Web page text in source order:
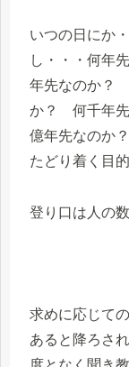
いつの日にか
し・・・何年
年先なのか？
か？ 何千年
億年先なのか
たどり着く目
登り口は人の
求めに応じて
あると降ろさ